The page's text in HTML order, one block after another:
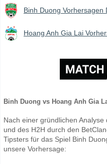
Binh Duong Vorhersagen
Hoang Anh Gia Lai
Binh Duong vs Hoang Anh Gia
Nach einer gründlichen
und des H2H durch den
Tipsters für das Spiel Binh
unsere Vorhersage: